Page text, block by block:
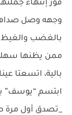
فور إنتهاء
وجهه وصل
بالغضب والغيظ
ممن يظنها
بالية، اتسعتا
ابتسم “يوسف”
_تصدق أول مرة